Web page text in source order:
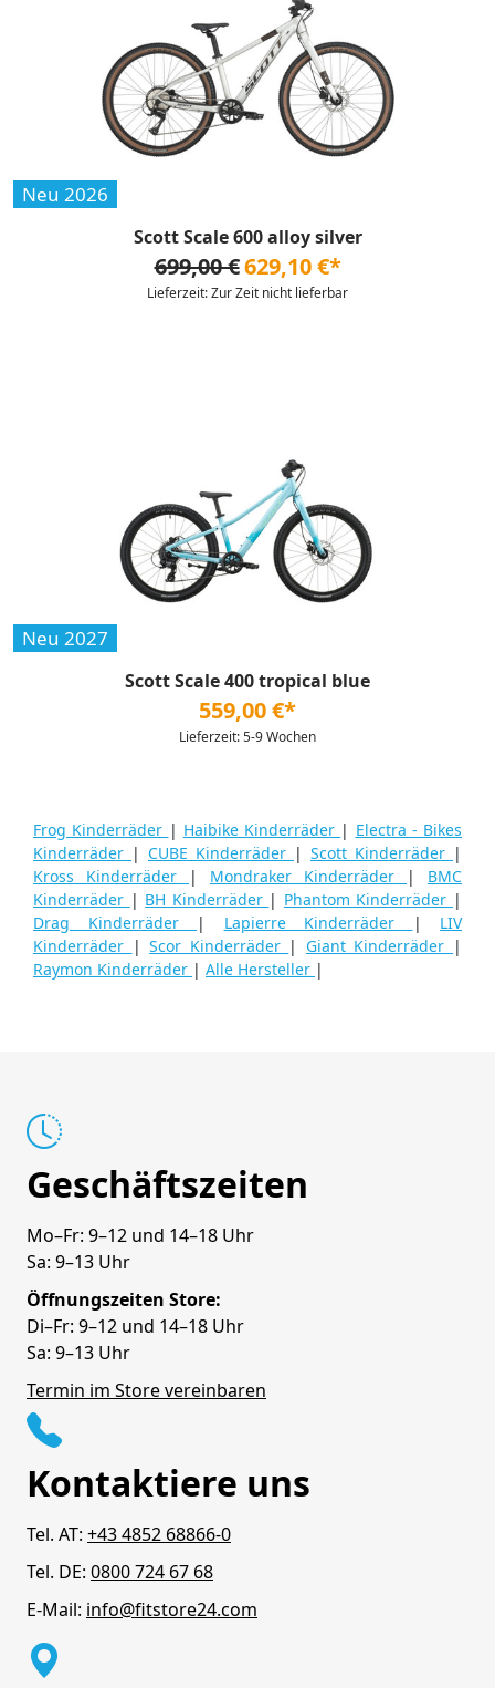
Neu 2026
Scott Scale 600 alloy silver
699,00 €629,10 €*
Lieferzeit: Zur Zeit nicht lieferbar
Neu 2027
Scott Scale 400 tropical blue
559,00 €*
Lieferzeit: 5-9 Wochen
Frog Kinderräder | Haibike Kinderräder | Electra - Bikes
Kinderräder | CUBE Kinderräder | Scott Kinderräder |
Kross Kinderräder
| Mondraker Kinderräder | BMC
Kinderräder | BH Kinderräder | Phantom Kinderräder |
Drag Kinderräder
| Lapierre Kinderräder | LIV
Kinderräder |Scor Kinderräder | Giant Kinderräder |
Raymon Kinderräder | Alle Hersteller |
Geschäftszeiten
Mo–Fr: 9–12 und 14–18 Uhr
Sa: 9–13 Uhr
Öffnungszeiten Store:
Di–Fr: 9–12 und 14–18 Uhr
Sa: 9–13 Uhr
Termin im Store vereinbaren
Kontaktiere uns
Tel. AT: +43 4852 68866-0
Tel. DE: 0800 724 67 68
E-Mail: info@fitstore24.com